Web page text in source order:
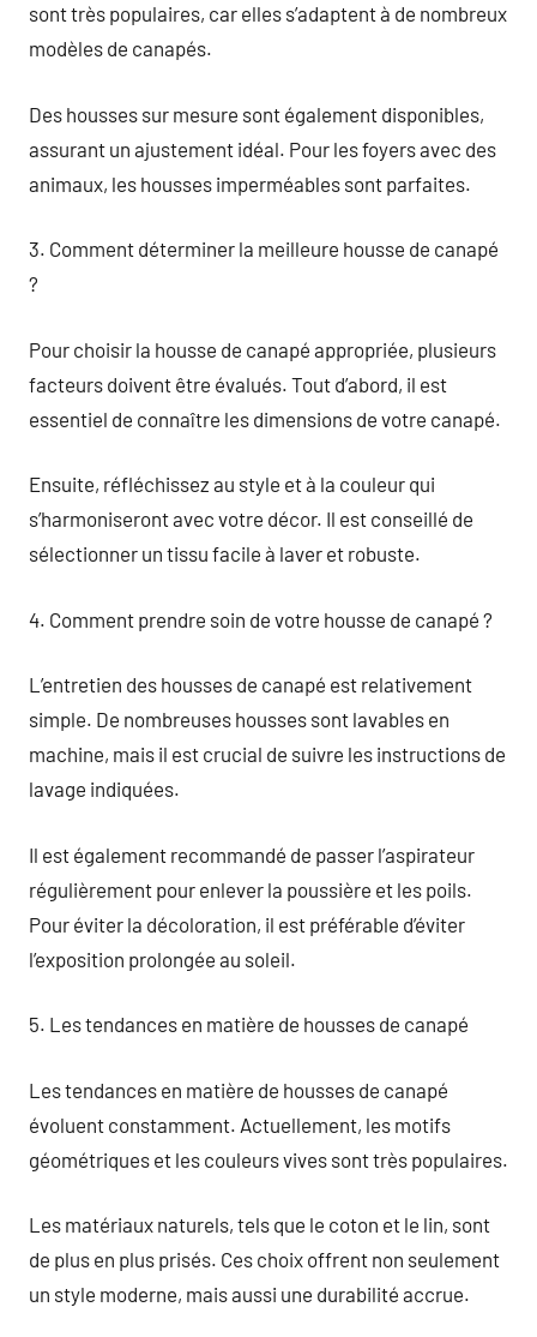
sont très populaires, car elles s’adaptent à de nombreux
modèles de canapés.
Des housses sur mesure sont également disponibles,
assurant un ajustement idéal. Pour les foyers avec des
animaux, les housses imperméables sont parfaites.
3. Comment déterminer la meilleure housse de canapé
?
Pour choisir la housse de canapé appropriée, plusieurs
facteurs doivent être évalués. Tout d’abord, il est
essentiel de connaître les dimensions de votre canapé.
Ensuite, réfléchissez au style et à la couleur qui
s’harmoniseront avec votre décor. Il est conseillé de
sélectionner un tissu facile à laver et robuste.
4. Comment prendre soin de votre housse de canapé ?
L’entretien des housses de canapé est relativement
simple. De nombreuses housses sont lavables en
machine, mais il est crucial de suivre les instructions de
lavage indiquées.
Il est également recommandé de passer l’aspirateur
régulièrement pour enlever la poussière et les poils.
Pour éviter la décoloration, il est préférable d’éviter
l’exposition prolongée au soleil.
5. Les tendances en matière de housses de canapé
Les tendances en matière de housses de canapé
évoluent constamment. Actuellement, les motifs
géométriques et les couleurs vives sont très populaires.
Les matériaux naturels, tels que le coton et le lin, sont
de plus en plus prisés. Ces choix offrent non seulement
un style moderne, mais aussi une durabilité accrue.